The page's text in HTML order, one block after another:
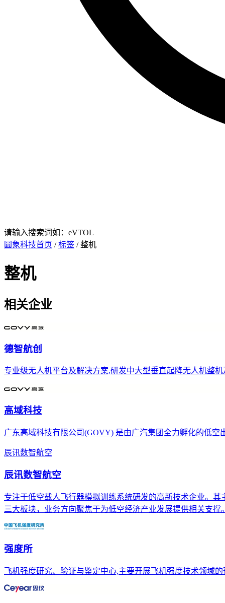
请输入搜索词如：eVTOL
圆象科技首页 /标签 / 整机
整机
相关企业
德智航创
专业级无人机平台及解决方案,研发中大型垂直起降无人机整
高域科技
广东高域科技有限公司(GOVY) 是由广汽集团全力孵化的低
辰讯数智航空
辰讯数智航空
专注于低空载人飞行器模拟训练系统研发的高新技术企业。
三大板块，业务方向聚焦于为低空经济产业发展提供相关支撑
强度所
飞机强度研究、验证与鉴定中心,主要开展飞机强度技术领域